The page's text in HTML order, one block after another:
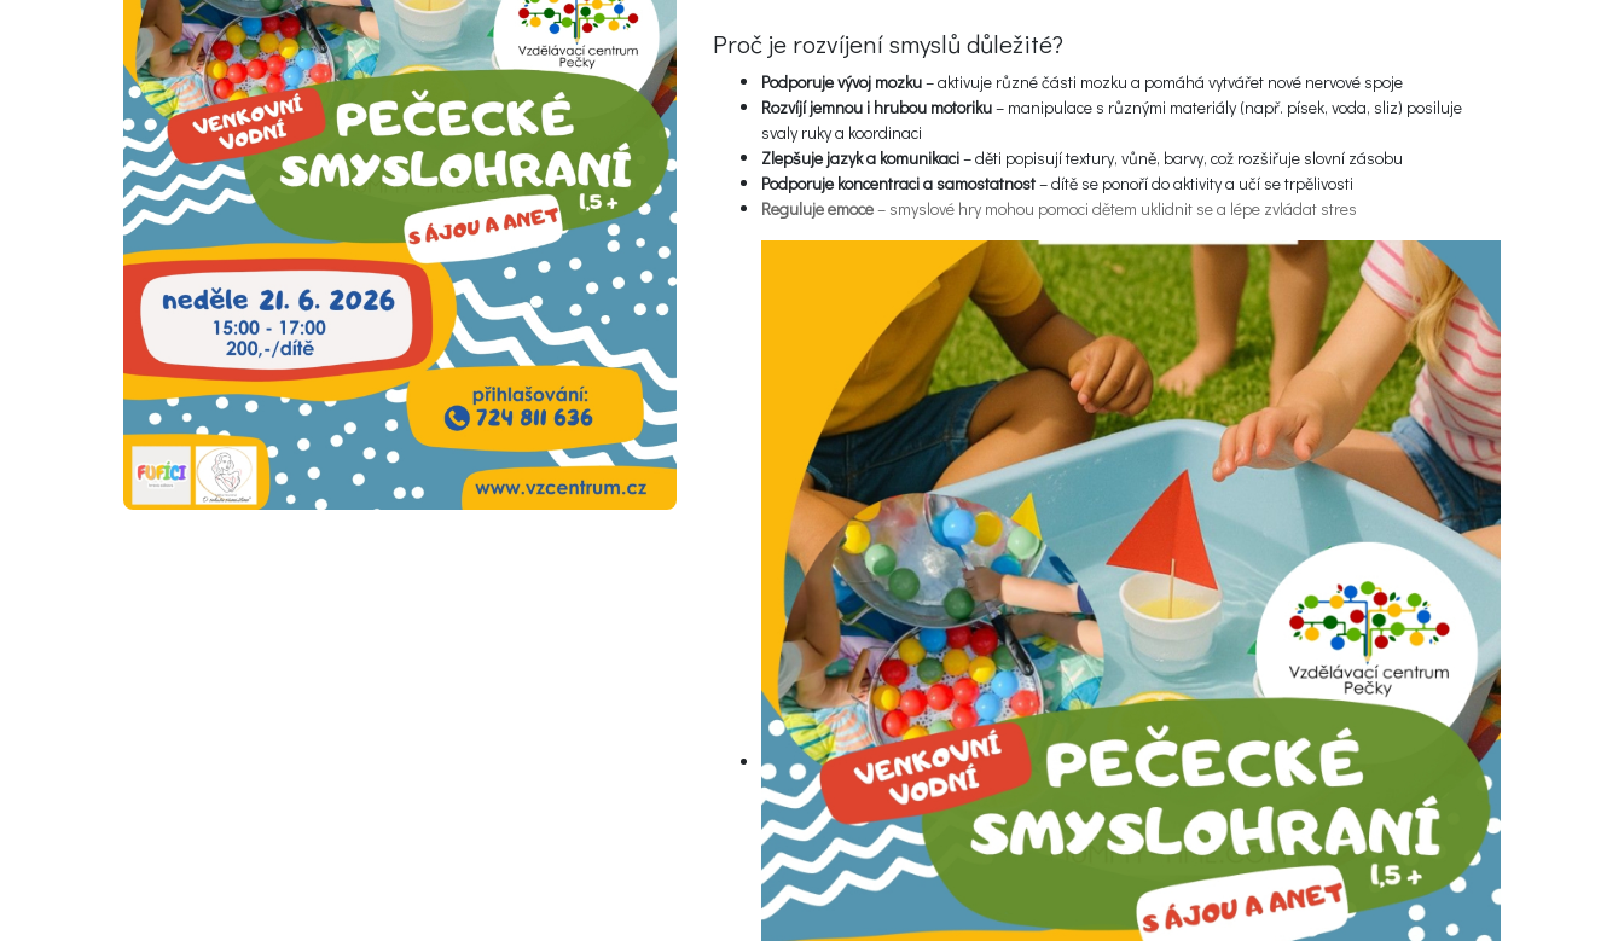
Proč je rozvíjení smyslů důležité?
Podporuje vývoj mozku– aktivuje různé části mozku a pomáhá vytvářet nové nervové spoje
Rozvíjí jemnou i hrubou motoriku– manipulace s různými materiály (např. písek, voda, sliz) posiluje
svaly ruky a koordinaci
Zlepšuje jazyk a komunikaci– děti popisují textury, vůně, barvy, což rozšiřuje slovní zásobu
Podporuje koncentraci a samostatnost– dítě se ponoří do aktivity a učí se trpělivosti
Reguluje emoce– smyslové hry mohou pomoci dětem uklidnit se a lépe zvládat stres